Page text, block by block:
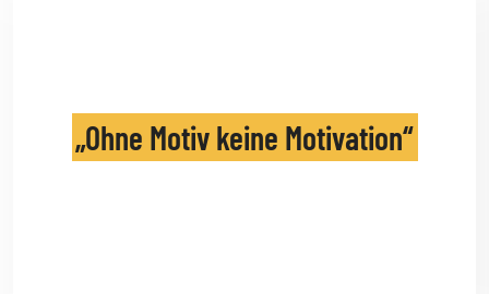
Ohne Motiv keine Motivation